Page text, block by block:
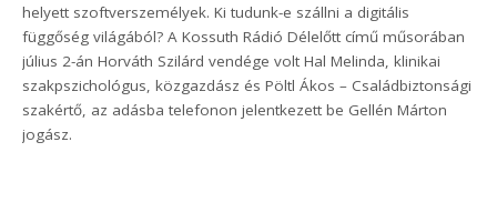
helyett szoftverszemélyek. Ki tudunk-e szállni a digitális
függőség világából? A Kossuth Rádió Délelőtt című műsorában
július 2-án Horváth Szilárd vendége volt Hal Melinda, klinikai
szakpszichológus, közgazdász és Pöltl Ákos – Családbiztonsági
szakértő, az adásba telefonon jelentkezett be Gellén Márton
jogász.